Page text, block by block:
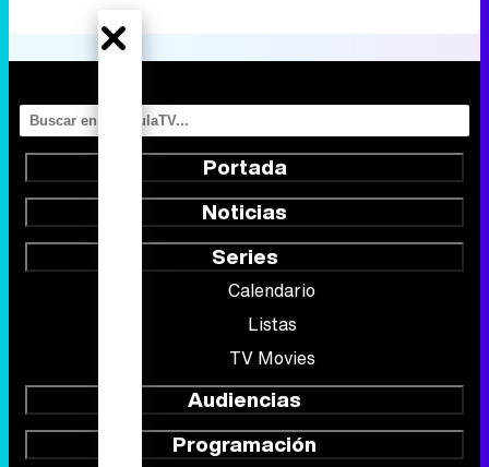
Portada
Noticias
Series
Calendario
Listas
TV Movies
Audiencias
Programación